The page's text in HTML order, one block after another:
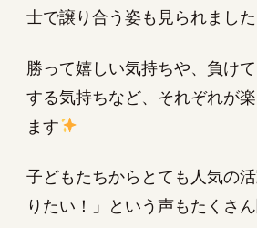
士で譲り合う姿も見られました
勝って嬉しい気持ちや、負け
する気持ちなど、それぞれが
ます
子どもたちからとても人気の
りたい！」という声もたくさ